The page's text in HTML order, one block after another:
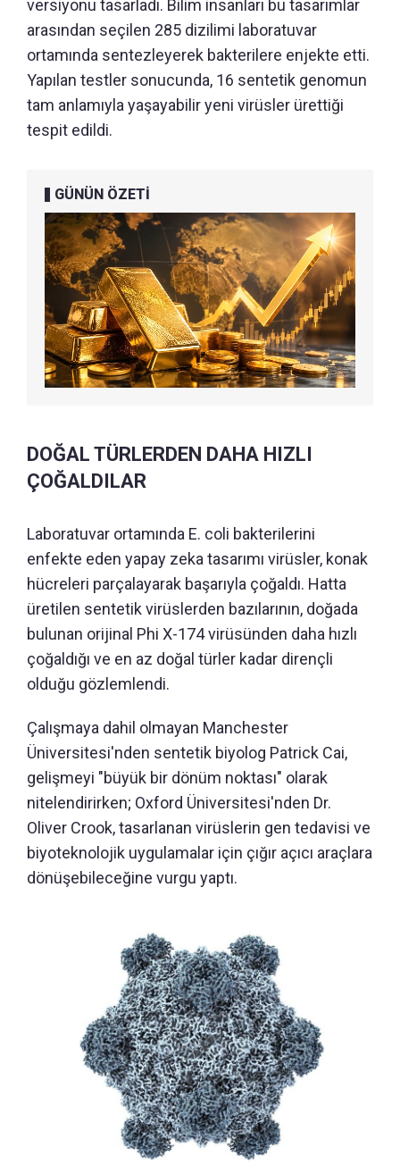
versiyonu tasarladı. Bilim insanları bu tasarımlar
arasından seçilen 285 dizilimi laboratuvar
ortamında sentezleyerek bakterilere enjekte etti.
Yapılan testler sonucunda, 16 sentetik genomun
tam anlamıyla yaşayabilir yeni virüsler ürettiği
tespit edildi.
GÜNÜN ÖZETİ
DOĞAL TÜRLERDEN DAHA HIZLI
ÇOĞALDILAR
Laboratuvar ortamında E. coli bakterilerini
enfekte eden yapay zeka tasarımı virüsler, konak
hücreleri parçalayarak başarıyla çoğaldı. Hatta
üretilen sentetik virüslerden bazılarının, doğada
bulunan orijinal Phi X-174 virüsünden daha hızlı
çoğaldığı ve en az doğal türler kadar dirençli
olduğu gözlemlendi.
Çalışmaya dahil olmayan Manchester
Üniversitesi'nden sentetik biyolog Patrick Cai,
gelişmeyi "büyük bir dönüm noktası" olarak
nitelendirirken; Oxford Üniversitesi'nden Dr.
Oliver Crook, tasarlanan virüslerin gen tedavisi ve
biyoteknolojik uygulamalar için çığır açıcı araçlara
dönüşebileceğine vurgu yaptı.